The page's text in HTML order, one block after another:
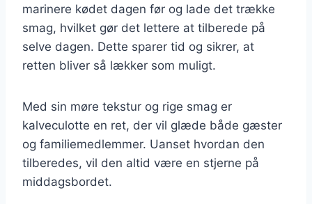
marinere kødet dagen før og lade det trække
smag, hvilket gør det lettere at tilberede på
selve dagen. Dette sparer tid og sikrer, at
retten bliver så lækker som muligt.
Med sin møre tekstur og rige smag er
kalveculotte en ret, der vil glæde både gæster
og familiemedlemmer. Uanset hvordan den
tilberedes, vil den altid være en stjerne på
middagsbordet.